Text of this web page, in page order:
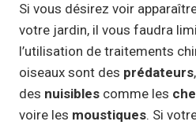
Si vous désirez voir
votre jardin, il vous faudra
l’utilisation de traitements
oiseaux sont des prédateurs
des nuisibles comme les
voire les moustiques. Si